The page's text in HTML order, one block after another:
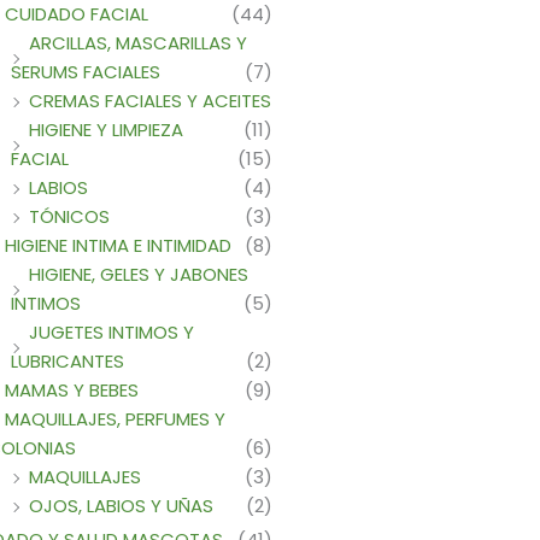
CUIDADO FACIAL
(44)
ARCILLAS, MASCARILLAS Y
SERUMS FACIALES
(7)
CREMAS FACIALES Y ACEITES
(11)
HIGIENE Y LIMPIEZA
FACIAL
(15)
LABIOS
(4)
TÓNICOS
(3)
HIGIENE INTIMA E INTIMIDAD
(8)
HIGIENE, GELES Y JABONES
INTIMOS
(5)
JUGETES INTIMOS Y
LUBRICANTES
(2)
MAMAS Y BEBES
(9)
MAQUILLAJES, PERFUMES Y
(6)
MAQUILLAJES
(3)
OJOS, LABIOS Y UÑAS
(2)